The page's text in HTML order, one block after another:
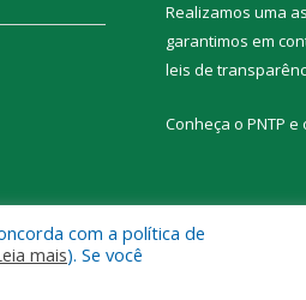
Realizamos uma
garantimos em
leis de
Conheça o PNTP e
Mapa do Site
com a política de
mais). Se você